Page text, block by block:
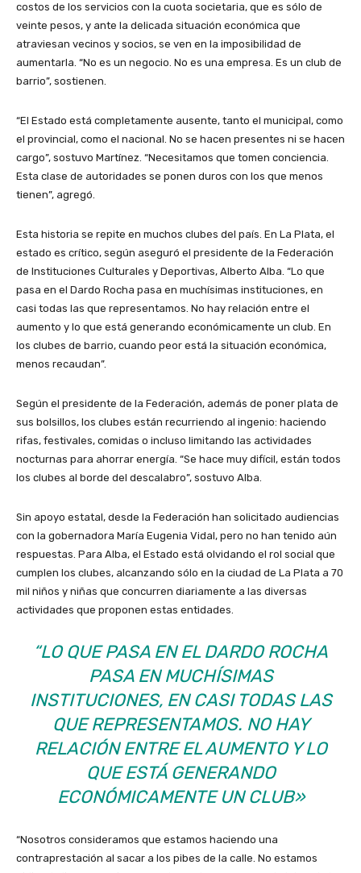
costos de los servicios con la cuota societaria, que es sólo de
veinte pesos, y ante la delicada situación económica que
atraviesan vecinos y socios, se ven en la imposibilidad de
aumentarla. “No es un negocio. No es una empresa. Es un club de
barrio”, sostienen.
“El Estado está completamente ausente, tanto el municipal, como
el provincial, como el nacional. No se hacen presentes ni se hacen
cargo”, sostuvo Martínez. “Necesitamos que tomen conciencia.
Esta clase de autoridades se ponen duros con los que menos
tienen”, agregó.
Esta historia se repite en muchos clubes del país. En La Plata, el
estado es crítico, según aseguró el presidente de la Federación
de Instituciones Culturales y Deportivas, Alberto Alba. “Lo que
pasa en el Dardo Rocha pasa en muchísimas instituciones, en
casi todas las que representamos. No hay relación entre el
aumento y lo que está generando económicamente un club. En
los clubes de barrio, cuando peor está la situación económica,
menos recaudan”.
Según el presidente de la Federación, además de poner plata de
sus bolsillos, los clubes están recurriendo al ingenio: haciendo
rifas, festivales, comidas o incluso limitando las actividades
nocturnas para ahorrar energía. “Se hace muy difícil, están todos
los clubes al borde del descalabro”, sostuvo Alba.
Sin apoyo estatal, desde la Federación han solicitado audiencias
con la gobernadora María Eugenia Vidal, pero no han tenido aún
respuestas. Para Alba, el Estado está olvidando el rol social que
cumplen los clubes, alcanzando sólo en la ciudad de La Plata a 70
mil niños y niñas que concurren diariamente a las diversas
actividades que proponen estas entidades.
“LO QUE PASA EN EL DARDO ROCHA
PASA EN MUCHÍSIMAS
INSTITUCIONES, EN CASI TODAS LAS
QUE REPRESENTAMOS. NO HAY
RELACIÓN ENTRE EL AUMENTO Y LO
QUE ESTÁ GENERANDO
ECONÓMICAMENTE UN CLUB»
“Nosotros consideramos que estamos haciendo una
contraprestación al sacar a los pibes de la calle. No estamos